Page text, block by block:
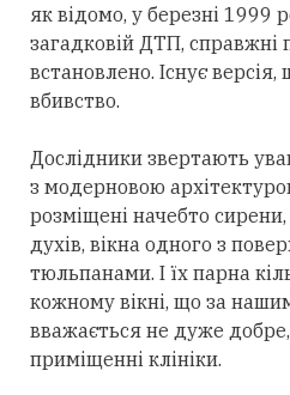
як відомо, у березні 1999
загадковій ДТП, справжні
встановлено. Існує
вбивство.
Дослідники звертають
з модерновою
розміщені начебто
духів, вікна одного з
тюльпанами. І їх парна
кожному вікні, що за
вважається не дуже
приміщенні клініки.